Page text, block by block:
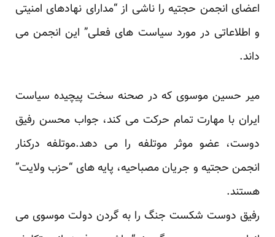
اعضای انجمن حجتیه را ناشی از “مدارای نهادهای امنیتی
و اطلاعاتی در مورد سیاست های فعلی” این انجمن می
داند.
میر حسین موسوی که در صحنه سخت پیچیده سیاست
ایران با مهارت تمام حرکت می کند، جواب محسن رفیق
دوست، عضو موثر موتلفه را می دهد.موتلفه درکنار
انجمن حجتیه و جریان مصباحیه، پایه های “حزب ولایت”
هستند.
رفیق دوست شکست جنگ را به گردن دولت موسوی می